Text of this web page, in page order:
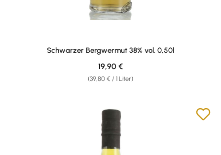
Schwarzer Bergwermut 38% vol. 0,50l
(39,80 € / 1 Liter)
Regulärer Preis:
19,90 €